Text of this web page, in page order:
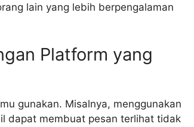
lain yang lebih berpengalaman
Platform yang
gunakan. Misalnya, menggunakan
dapat membuat pesan terlihat tidak